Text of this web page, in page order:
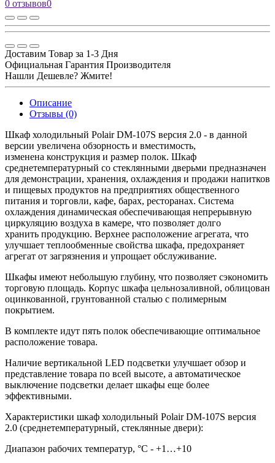
0 отзывов0
Доставим Товар за 1-3 Дня
Официальная Гарантия Производителя
Нашли Дешевле? Жмите!
Описание
Отзывы (0)
Шкаф холодильный Polair DM-107S версия 2.0 - в данной
версии увеличена обзорность и вместимость,
изменена конструкция и размер полок. Шкаф
среднетемпературный со стеклянными дверьми предназначен
для демонстрации, хранения, охлаждения и продажи напитков
и пищевых продуктов на предприятиях общественного
питания и торговли, кафе, барах, ресторанах. Система
охлаждения динамическая обеспечивающая непрерывную
циркуляцию воздуха в камере, что позволяет долго
хранить продукцию. Верхнее расположение агрегата, что
улучшает теплообменные свойства шкафа, предохраняет
агрегат от загрязнения и упрощает обслуживание.
Шкафы имеют небольшую глубину, что позволяет сэкономить
торговую площадь. Корпус шкафа цельнозаливной, облицован
оцинкованной, грунтованной сталью с полимерным
покрытием.
В комплекте идут пять полок обеспечивающие оптимальное
расположение товара.
Наличие вертикальной LED подсветки улучшает обзор и
представление товара по всей высоте, а автоматическое
выключение подсветки делает шкафы еще более
эффективными.
Характеристики шкаф холодильный Polair DM-107S версия
2.0 (среднетемпературный, стеклянные двери):
Диапазон рабочих температур, °C - +1…+10